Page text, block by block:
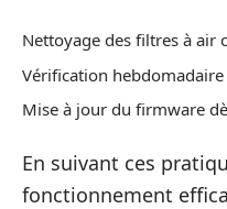
Nettoyage des filtres à air
Vérification
Mise à jour du firmware
En suivant ces
fonctionnement